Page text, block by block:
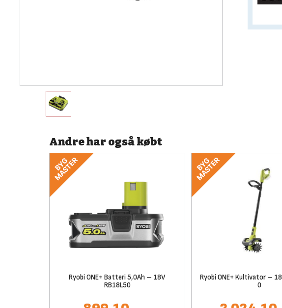
Andre har også købt
Ryobi ONE+ Batteri 5,0Ah – 18V
RB18L50
Ryobi ONE+ Kultivator –
0